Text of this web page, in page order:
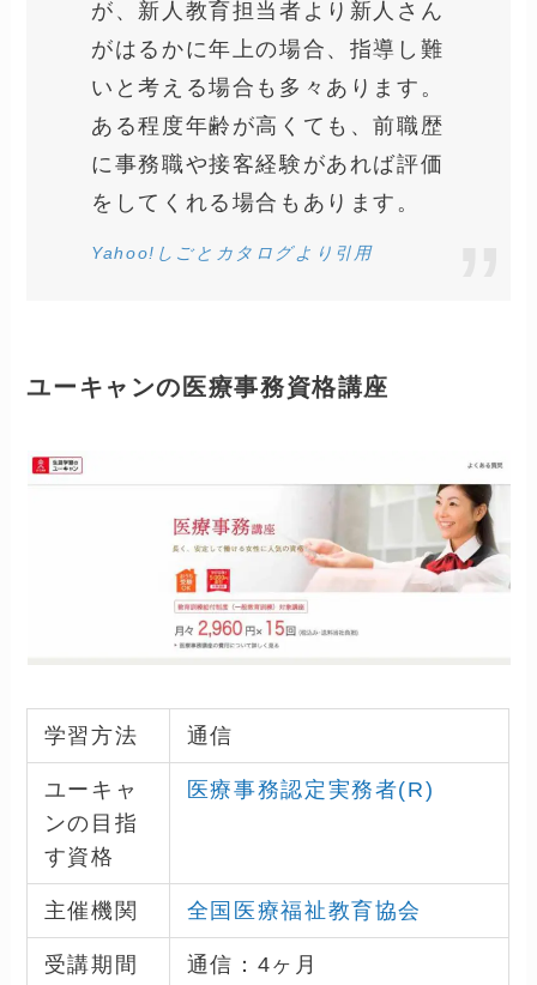
が、新人教育担当者より新人さん
がはるかに年上の場合、指導し難
いと考える場合も多々あります。
ある程度年齢が高くても、前職歴
に事務職や接客経験があれば評価
をしてくれる場合もあります。
Yahoo!しごとカタログより引用
ユーキャンの医療事務資格講座
学習方法 通信
ユーキャ
ンの目指
す資格
医療事務認定実務者(R)
主催機関 全国医療福祉教育協会
受講期間
通信：4ヶ月